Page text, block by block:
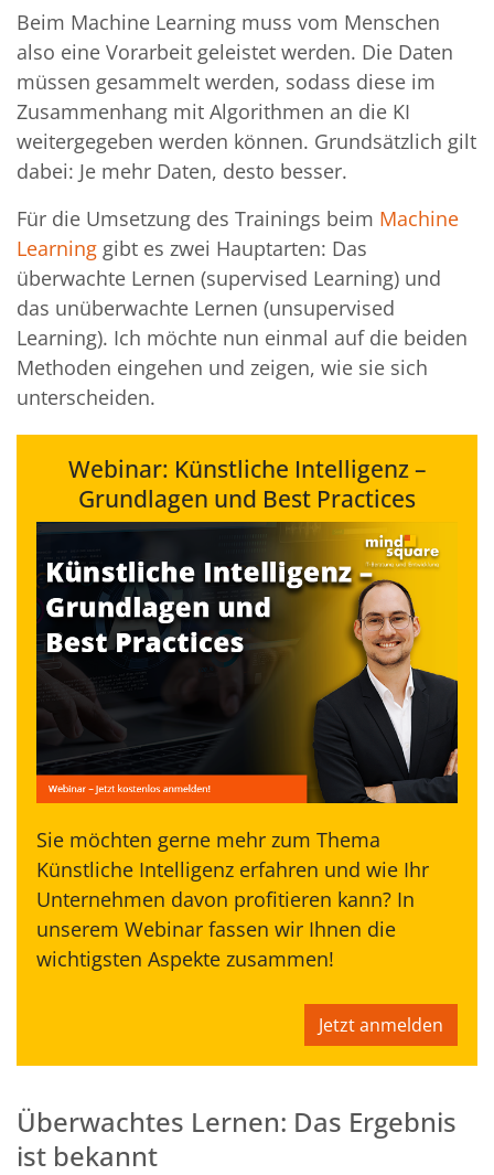
Beim Machine Learning muss vom Menschen
also eine Vorarbeit geleistet werden. Die Daten
müssen gesammelt werden, sodass diese im
Zusammenhang mit Algorithmen an die KI
weitergegeben werden können. Grundsätzlich gilt
dabei: Je mehr Daten, desto besser.
Für die Umsetzung des Trainings beim Machine
Learning gibt es zwei Hauptarten: Das
überwachte Lernen (supervised Learning) und
das unüberwachte Lernen (unsupervised
Learning). Ich möchte nun einmal auf die beiden
Methoden eingehen und zeigen, wie sie sich
unterscheiden.
Webinar: Künstliche Intelligenz –
Grundlagen und Best Practices
Sie möchten gerne mehr zum Thema
Künstliche Intelligenz erfahren und wie Ihr
Unternehmen davon profitieren kann? In
unserem Webinar fassen wir Ihnen die
wichtigsten Aspekte zusammen!
Jetzt anmelden
Überwachtes Lernen: Das Ergebnis
ist bekannt